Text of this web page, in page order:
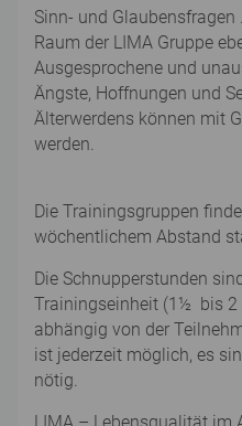
Sinn- und
Raum der LIMA Gruppe
Ausgesprochene und
Ängste, Hoffnungen und
Älterwerdens können mit
werden.
Die Trainingsgruppen
wöchentlichem Abstand
Die Schnupperstunden
Trainingseinheit (1½ bis 2
abhängig von der
ist jederzeit möglich, es
nötig.